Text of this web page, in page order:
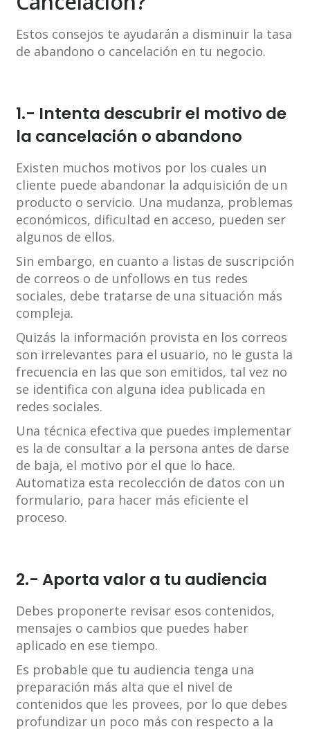
Estos consejos te ayudarán a disminuir la tasa
de abandono o cancelación en tu negocio.
1.- Intenta descubrir el motivo de
la cancelación o abandono
Existen muchos motivos por los cuales un
cliente puede abandonar la adquisición de un
producto o servicio. Una mudanza, problemas
económicos, dificultad en acceso, pueden ser
algunos de ellos.
Sin embargo, en cuanto a listas de suscripción
de correos o de unfollows en tus redes
sociales, debe tratarse de una situación más
compleja.
Quizás la información provista en los correos
son irrelevantes para el usuario, no le gusta la
frecuencia en las que son emitidos, tal vez no
se identifica con alguna idea publicada en
redes sociales.
Una técnica efectiva que puedes implementar
es la de consultar a la persona antes de darse
de baja, el motivo por el que lo hace.
Automatiza esta recolección de datos con un
formulario, para hacer más eficiente el
proceso.
2.- Aporta valor a tu audiencia
Debes proponerte revisar esos contenidos,
mensajes o cambios que puedes haber
aplicado en ese tiempo.
Es probable que tu audiencia tenga una
preparación más alta que el nivel de
contenidos que les provees, por lo que debes
profundizar un poco más con respecto a la